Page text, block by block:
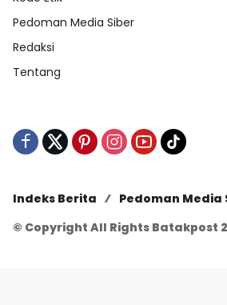
Pedoman Media Siber
Redaksi
Tentang
Indeks Berita
Pedoman Media
© Copyright All Rights Batakpost